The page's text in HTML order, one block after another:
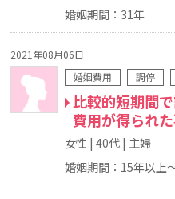
婚姻期間：31年
2021年08月06日
婚姻費用
調停
比較的短期間
費用が得られ
女性 40代
主婦
婚姻期間：15年以上